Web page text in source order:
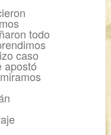
todo
caso
apostó